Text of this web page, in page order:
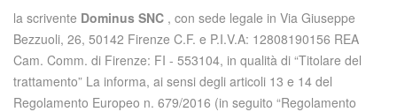
la scrivente Dominus SNC , con sede legale in Via Giuseppe
Bezzuoli, 26, 50142 Firenze C.F. e P.I.V.A: 12808190156 REA
Cam. Comm. di Firenze: FI - 553104, in qualità di “Titolare del
trattamento” La informa, ai sensi degli articoli 13 e 14 del
Regolamento Europeo n. 679/2016 (in seguito “Regolamento